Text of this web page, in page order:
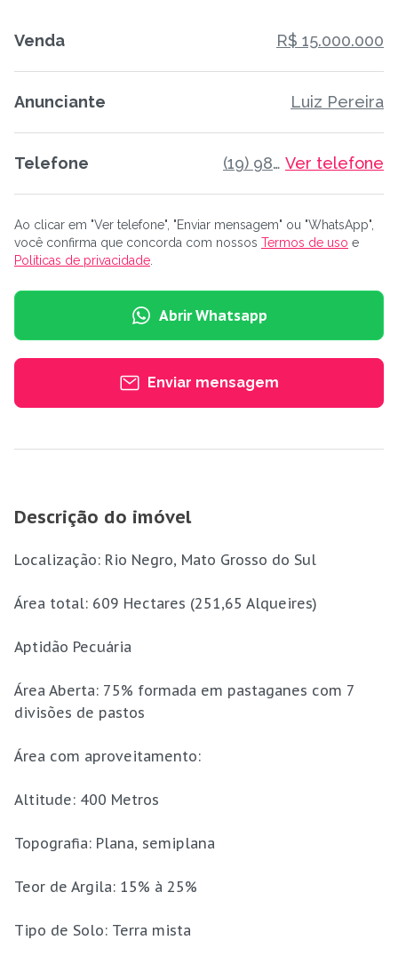
Venda R$ 15.000.000
Anunciante Luiz Pereira
Telefone (19) 98805-3582 Ver telefone
Ao clicar em "Ver telefone", "Enviar mensagem" ou "WhatsApp",
você confirma que concorda com nossos Termos de uso e
Políticas de privacidade
Abrir Whatsapp
Enviar mensagem
Descrição do imóvel
Localização: Rio Negro, Mato Grosso do Sul
Área total: 609 Hectares (251,65 Alqueires)
Aptidão Pecuária
Área Aberta: 75% formada em pastaganes com 7
divisões de pastos
Área com aproveitamento:
Altitude: 400 Metros
Topografia: Plana, semiplana
Teor de Argila: 15% à 25%
Tipo de Solo: Terra mista